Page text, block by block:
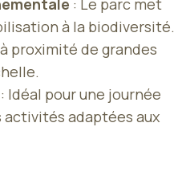
: Le parc met
à la biodiversité.
proximité de grandes
: Idéal pour une journée
activités adaptées aux